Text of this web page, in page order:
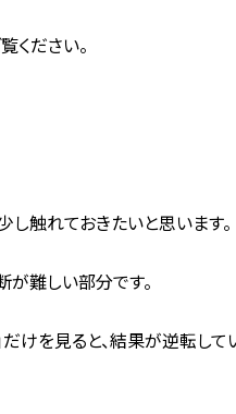
ください。
触れておきたいと思います。
難しい部分です。
けを見ると、結果が逆転し